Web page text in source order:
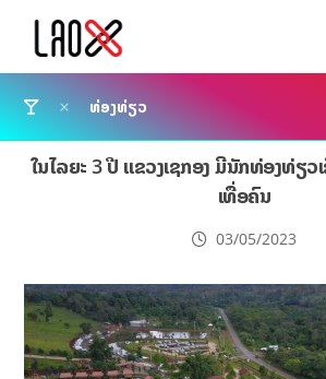
ທ່ອງທ່ຽວ
ໃນໄລຍະ 3 ປີ ແຂວງເຊກອງ ມີນັກທ່ອງທ່ຽວ
ເທື່ອຄົນ
03/05/2023